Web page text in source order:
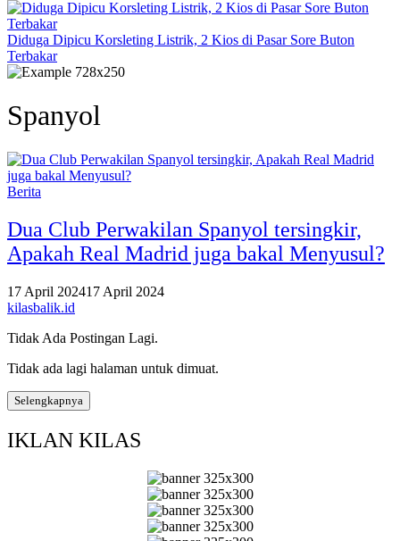
Diduga Dipicu Korsleting Listrik, 2 Kios di Pasar Sore Buton
Terbakar
Spanyol
Berita
Dua Club Perwakilan Spanyol tersingkir,
Apakah Real Madrid juga bakal Menyusul?
17 April 202417 April 2024
kilasbalik.id
Tidak Ada Postingan Lagi.
Tidak ada lagi halaman untuk dimuat.
Selengkapnya
IKLAN KILAS